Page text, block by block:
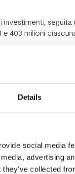
Details
social media
advertising
collected
403 milioni
VC in
2023 l’Italia, con
raccolto
bene i
seed) è
contraendo a
per essere più